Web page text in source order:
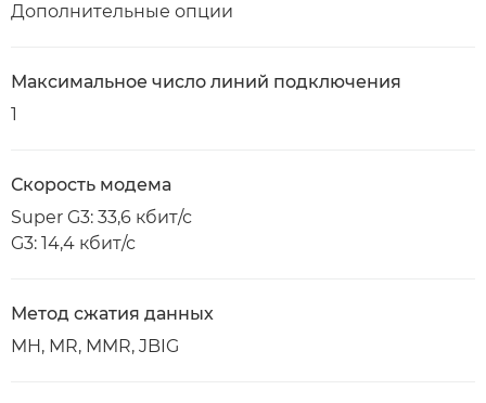
Дополнительные опции
Максимальное число линий подключения
1
Скорость модема
Super G3: 33,6 кбит/с
G3: 14,4 кбит/с
Метод сжатия данных
MH, MR, MMR, JBIG